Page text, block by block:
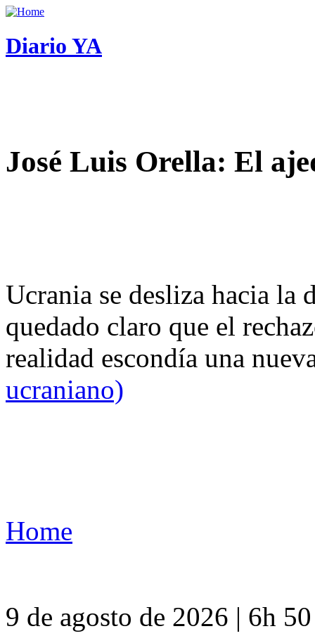
Diario YA
José Luis Orella: El
Ucrania se desliza hacia
quedado claro que el
realidad escondía una
ucraniano)
Home
9 de agosto de 2026 | 6h